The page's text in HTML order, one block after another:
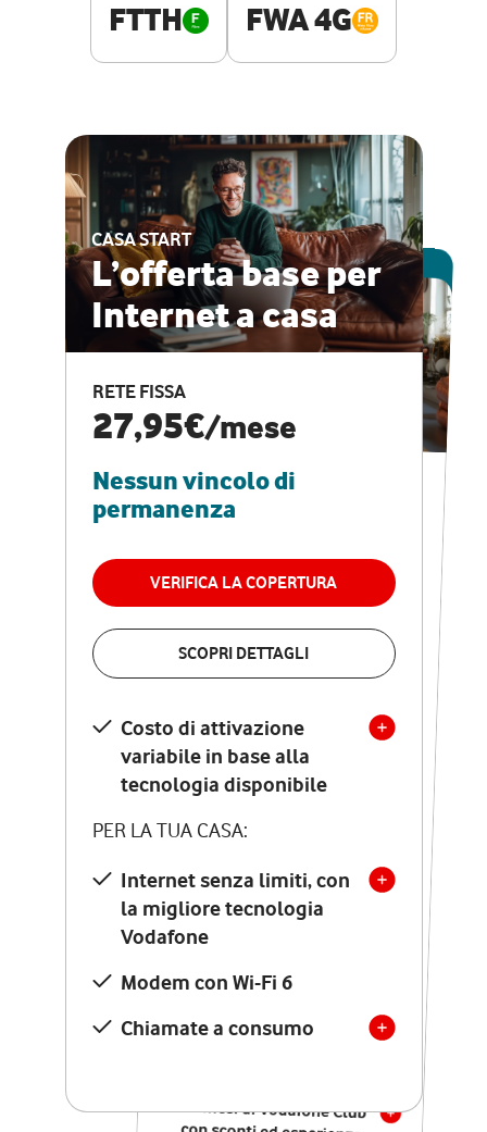
FTTH FWA 4G
CASA START
L’offerta base per
Internet a casa
RETE FISSA
27,95€/mese
Nessun vincolo di
permanenza
VERIFICA LA COPERTURA
SCOPRI DETTAGLI
Costo di attivazione
variabile in base alla
tecnologia disponibile
PER LA TUA CASA:
Internet senza limiti, con
la migliore tecnologia
Vodafone
Modem con Wi-Fi 6
Chiamate a consumo
ESCLUSIVA ONLINE
CASA PRO
Internet veloce e
vantaggi speciali
RETE FISSA + VODAFONE CLUB
29,95€
permanenza
VERIFICA LA COPERTURA
Costo di attivazione
variabile in base alla
tecnologia disponibile
PER LA TUA CASA:
Internet senza limiti, con
la migliore tecnologia
Vodafone
Modem Seven con Wi-Fi 7
Chiamate illimitate verso
numeri fissi e mobili
nazionali
12 mesi di Vodafone Club
con sconti ed esperienze
esclusive, poi si disattiva